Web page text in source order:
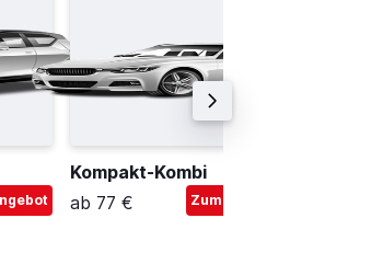
Kompakt-Kombi
ab 77 €
Zum Angebot